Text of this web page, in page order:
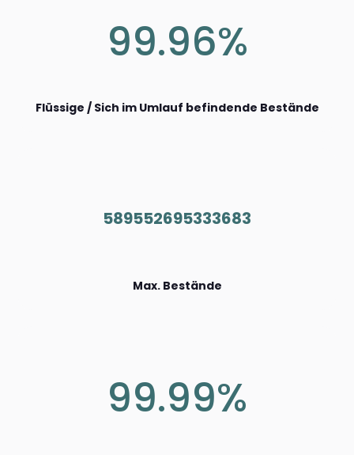
99.96%
Flüssige / Sich im Umlauf befindende Bestände
589552695333683
Max. Bestände
99.99%